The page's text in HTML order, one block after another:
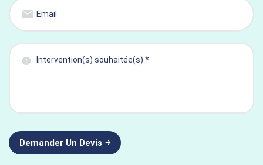
Demander Un Devis